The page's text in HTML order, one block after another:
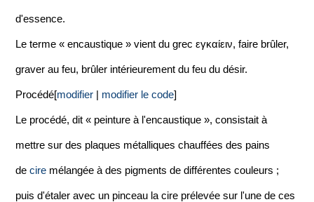
d'essence.
Le terme « encaustique » vient du grec εγκαίειν, faire brûler,
graver au feu, brûler intérieurement du feu du désir.
Procédé[modifier | modifier le code]
Le procédé, dit « peinture à l'encaustique », consistait à
mettre sur des plaques métalliques chauffées des pains
decire mélangée à des pigments de différentes couleurs ;
puis d'étaler avec un pinceau la cire prélevée sur l'une de ces